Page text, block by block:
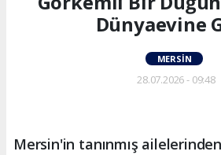
Dünyaevine
MERSIN
28.07.2026 - 09:48
Mersin'in tanınmış